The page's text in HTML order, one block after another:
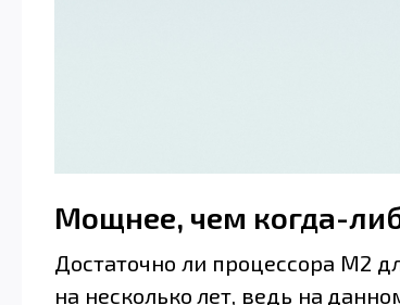
Мощнее, чем когда-
Достаточно ли процессора M2
на несколько лет, ведь на